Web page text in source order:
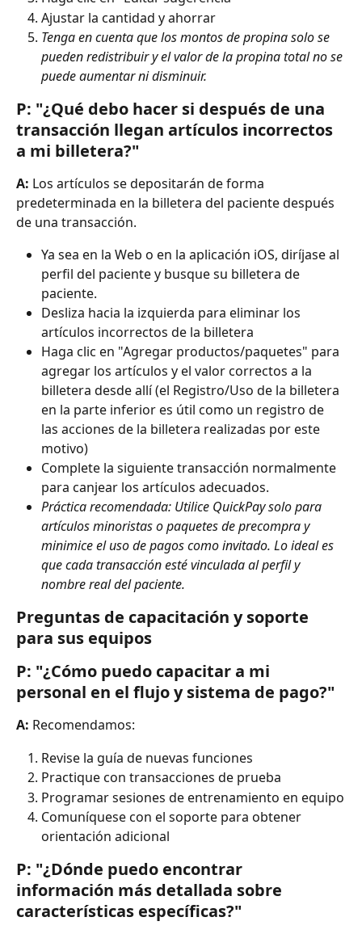
Ajustar la cantidad y ahorrar
Tenga en cuenta que los montos de propina solo se
pueden redistribuir y el valor de la propina total no se
puede aumentar ni disminuir.
P: "¿Qué debo hacer si después de una
transacción llegan artículos incorrectos
a mi billetera?"
A: Los artículos se depositarán de forma
predeterminada en la billetera del paciente después
de una transacción.
Ya sea en la Web o en la aplicación iOS, diríjase al
perfil del paciente y busque su billetera de
paciente.
Desliza hacia la izquierda para eliminar los
artículos incorrectos de la billetera
Haga clic en "Agregar productos/paquetes" para
agregar los artículos y el valor correctos a la
billetera desde allí (el Registro/Uso de la billetera
en la parte inferior es útil como un registro de
las acciones de la billetera realizadas por este
motivo)
Complete la siguiente transacción normalmente
para canjear los artículos adecuados.
Práctica recomendada: Utilice QuickPay solo para
artículos minoristas o paquetes de precompra y
minimice el uso de pagos como invitado. Lo ideal es
que cada transacción esté vinculada al perfil y
nombre real del paciente.
Preguntas de capacitación y soporte
para sus equipos
P: "¿Cómo puedo capacitar a mi
personal en el flujo y sistema de pago?"
A: Recomendamos:
Revise la guía de nuevas funciones
Practique con transacciones de prueba
Programar sesiones de entrenamiento en equipo
Comuníquese con el soporte para obtener
orientación adicional
P: "¿Dónde puedo encontrar
información más detallada sobre
características específicas?"